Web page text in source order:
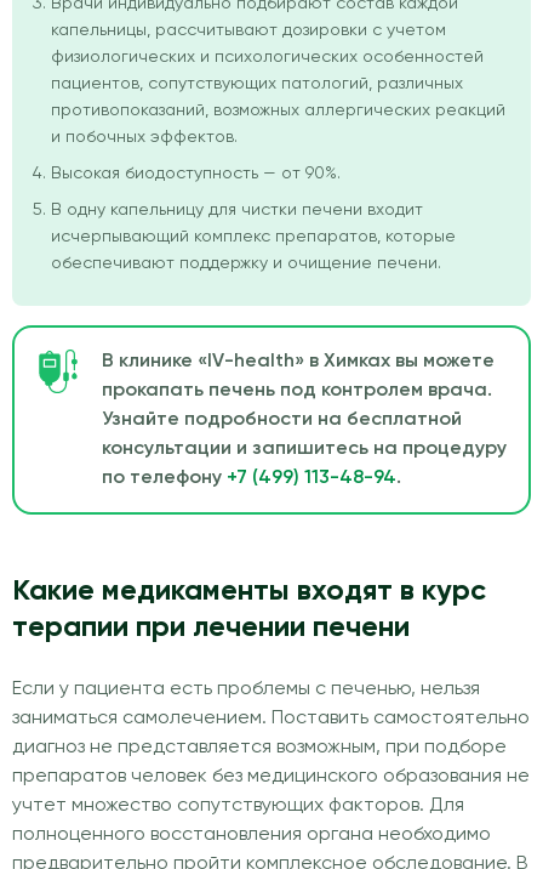
капельницы, рассчитывают дозировки с учетом
физиологических и психологических особенностей
пациентов, сопутствующих патологий, различных
противопоказаний, возможных аллергических реакций
и побочных эффектов.
Высокая биодоступность — от 90%.
В одну капельницу для чистки печени входит
исчерпывающий комплекс препаратов, которые
обеспечивают поддержку и очищение печени.
В клинике «IV-health» в Химках вы можете
прокапать печень под контролем врача.
Узнайте подробности на бесплатной
консультации и запишитесь на процедуру
по телефону +7 (499) 113-48-94.
Какие медикаменты входят в курс
терапии при лечении печени
Если у пациента есть проблемы с печенью, нельзя
заниматься самолечением. Поставить самостоятельно
диагноз не представляется возможным, при подборе
препаратов человек без медицинского образования не
учтет множество сопутствующих факторов. Для
полноценного восстановления органа необходимо
предварительно пройти комплексное обследование. В